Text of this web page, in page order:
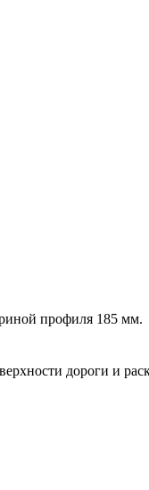
профиля 185 мм.
дороги и